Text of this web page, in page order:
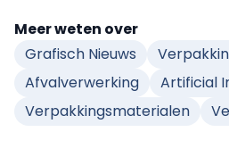
Meer weten over
Grafisch Nieuws
Afvalverwerking
Artificial
Verpakkingsmaterialen